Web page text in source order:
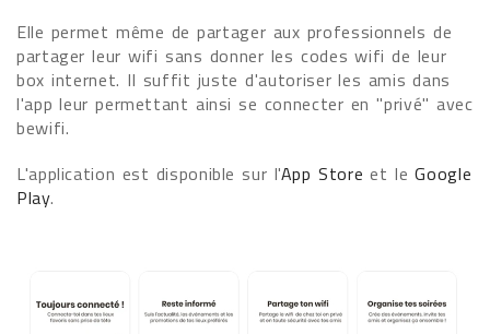
Elle permet même de partager aux professionnels de
partager leur wifi sans donner les codes wifi de leur
box internet. Il suffit juste d'autoriser les amis dans
l'app leur permettant ainsi se connecter en "privé" avec
bewifi.
L'application est disponible sur l'App Store et leGoogle
Play.